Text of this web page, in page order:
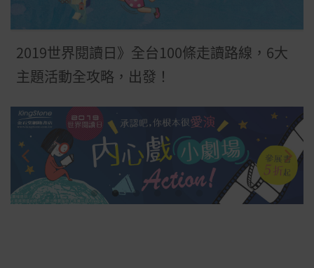
2019世界閱讀日》全台100條走讀路線，6大
主題活動全攻略，出發！